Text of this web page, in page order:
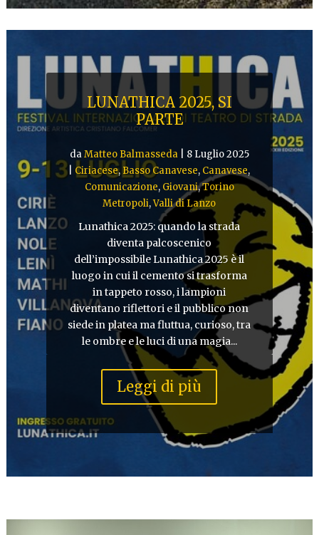
LUNATHICA 2025, SI
PARTE
daMatteo Balmasseda| 8 Luglio 2025
Ciriacese, Basso Canavese, Canavese,
Comunicazione, Giovani,Torino
Metropoli,Valli di Lanzo
Lunathica 2025: quando la strada
diventa palcoscenico
dell’impossibile Lunathica 2025 è il
luogo in cui il cemento si trasforma
in tappeto rosso, i lampioni
diventano riflettori e il pubblico non
siede in platea ma fluttua, curioso, tra
le ombre e le luci di una magia...
Leggi di più